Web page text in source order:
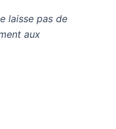
laisse pas de
aux